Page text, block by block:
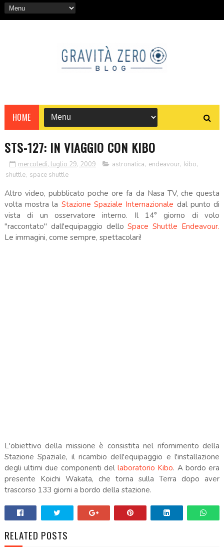
HOME
STS-127: IN VIAGGIO CON KIBO
mercoledì, luglio 29, 2009 astronatica, endeavour, kibo,
shuttle, space shuttle
Altro video, pubblicato poche ore fa da Nasa TV, che questa
volta mostra la Stazione Spaziale Internazionale dal punto di
vista di un osservatore interno. Il 14° giorno di volo
"raccontato" dall'equipaggio delloSpace Shuttle Endeavour.
Le immagini, come sempre, spettacolari!
L'obiettivo della missione è consistita nel rifornimento della
Stazione Spaziale, il ricambio dell'equipaggio e l'installazione
degli ultimi due componenti dellaboratorio Kibo. A bordo era
presente Koichi Wakata, che torna sulla Terra dopo aver
trascorso 133 giorni a bordo della stazione.
RELATED POSTS